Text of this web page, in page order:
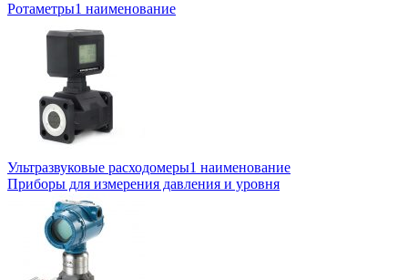
Ротаметры1 наименование
Ультразвуковые расходомеры1 наименование
Приборы для измерения давления и уровня